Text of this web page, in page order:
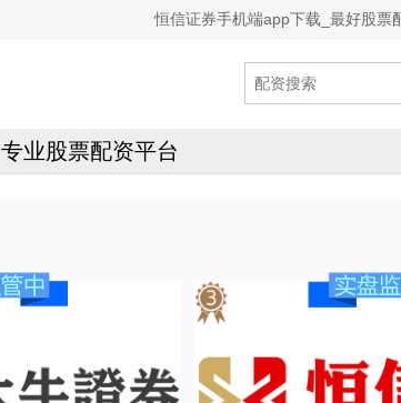
恒信证券手机端app下载_最好股票
专业股票配资平台